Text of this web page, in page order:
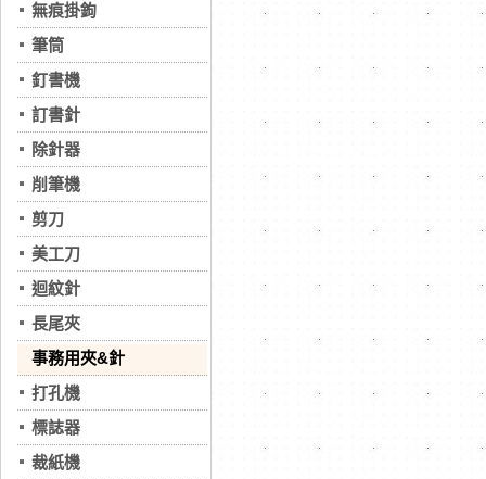
無痕掛鉤
筆筒
釘書機
訂書針
除針器
削筆機
剪刀
美工刀
迴紋針
長尾夾
事務用夾&針
打孔機
標誌器
裁紙機